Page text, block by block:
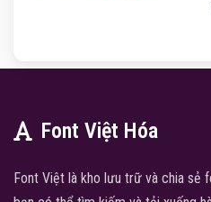
Font Việt Hóa
Font Việt là kho lưu trữ và chia sẻ